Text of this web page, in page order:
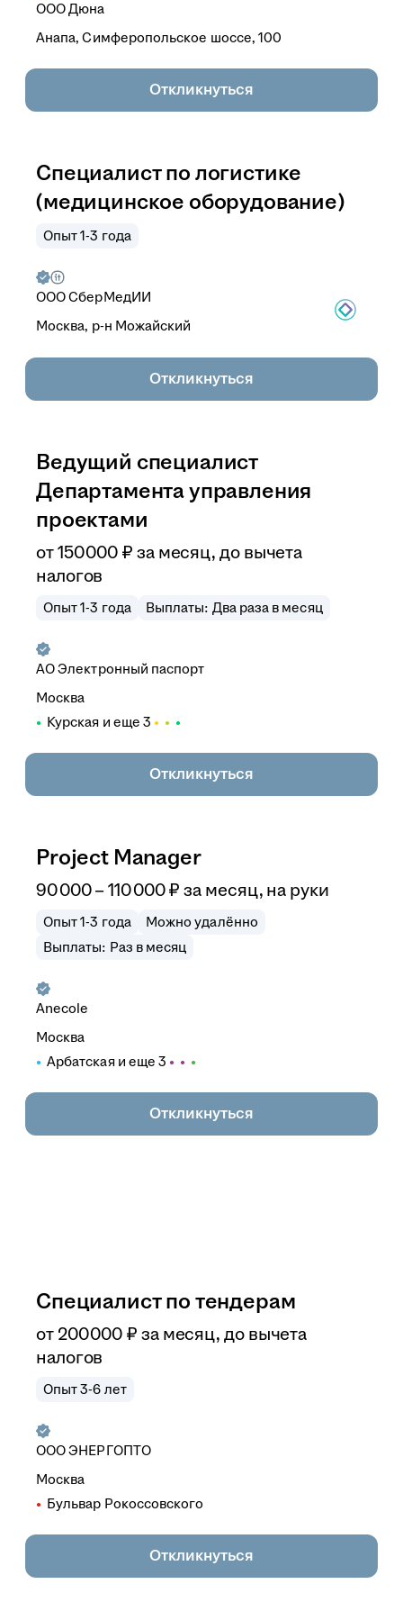
ОООДюна
Анапа, Симферопольское шоссе, 100
Откликнуться
Специалист по логистике
(медицинское оборудование)
Опыт 1-3 года
ОООСберМедИИ
Москва, р-н Можайский
Откликнуться
Ведущий специалист
Департамента управления
проектами
от150 000 ₽ за месяц, до вычета
налогов
Опыт 1-3 года Выплаты: Два раза в месяц
АОЭлектронный паспорт
Москва
Курская и еще 3
Откликнуться
Project Manager
90 000–110 000₽ за месяц, на руки
Опыт 1-3 года
Можно удалённо
Выплаты: Раз в месяц
Anecole
Москва
Арбатская и еще 3
Откликнуться
Специалист по тендерам
от 200 000 ₽ за месяц, до вычета
налогов
Опыт 3-6 лет
ОООЭНЕРГОПТО
Москва
Бульвар Рокоссовского
Откликнуться